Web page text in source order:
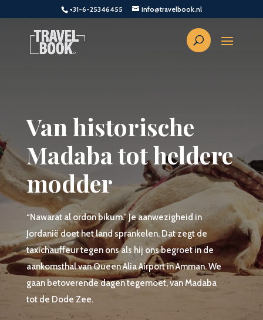
+31-6-25346455 info@travelbook.nl
Van historische
Madaba tot heldere
modder
“Nawarat al ordon bikum.” Je aanwezigheid in
Jordanië doet het land sprankelen. Dat zegt de
taxichauffeur tegen ons als hij ons begroet in de
aankomsthal van Queen Alia Airport in Amman. We
gaan betoverende dagen tegemoet, van Madaba
tot de Dode Zee.